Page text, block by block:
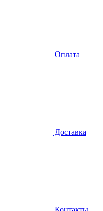
Оплата
Доставка